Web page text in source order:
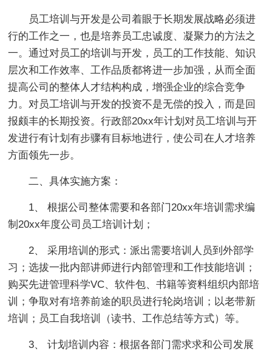
员工培训与开发是公司着眼于长期发展战略必须进
行的工作之一，也是培养员工忠诚度、凝聚力的方法之
一。通过对员工的培训与开发，员工的工作技能、知识
层次和工作效率、工作品质都将进一步加强，从而全面
提高公司的整体人才结构构成，增强企业的综合竞争
力。对员工培训与开发的投资不是无偿的投入，而是回
报颇丰的长期投资。行政部20xx年计划对员工培训与开
发进行有计划有步骤有目标地进行，使公司在人才培养
方面领先一步。
二、具体实施方案：
1、 根据公司整体需要和各部门20xx年培训需求编
制20xx年度公司员工培训计划；
2、 采用培训的形式：派出需要培训人员到外部学
习；选拔一批内部讲师进行内部管理和工作技能培训；
购买先进管理科学VC、软件包、书籍等资料组织内部培
训；争取对有培养前途的职员进行轮岗培训；以老带新
培训；员工自我培训（读书、工作总结等方式）等。
3、 计划培训内容：根据各部门需求求和公司发展